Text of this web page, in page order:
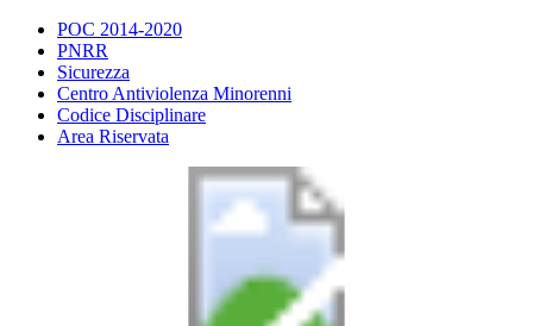
POC 2014-2020
PNRR
Sicurezza
Centro Antiviolenza Minorenni
Codice Disciplinare
Area Riservata